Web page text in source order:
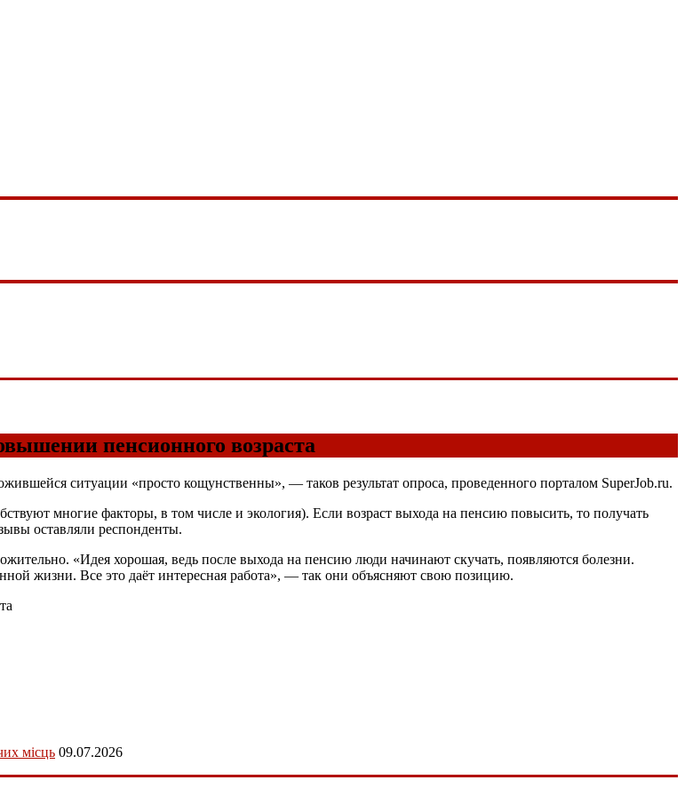
пенсионного возраста
ситуации «просто кощунственны», — таков результат опроса, проведенного порталом SuperJob.ru.
многие факторы, в том числе и экология). Если возраст выхода на пенсию повысить, то получать
оставляли респонденты.
«Идея хорошая, ведь после выхода на пенсию люди начинают скучать, появляются болезни.
жизни. Все это даёт интересная работа», — так они объясняют свою позицию.
місць 09.07.2026